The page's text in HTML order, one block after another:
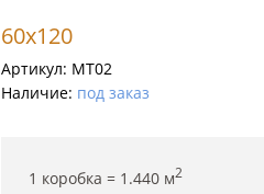
60x120
Артикул: MT02
Наличие: под заказ
1 коробка = 1.440м2